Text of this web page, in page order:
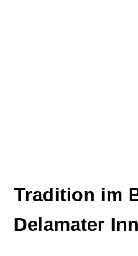
Tradition im
Delamater Inn